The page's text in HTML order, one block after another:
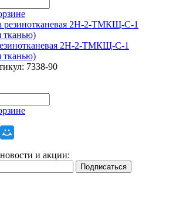
2Н-2-ТМКЩ-С-1
тканью)
7338-90
и акции: